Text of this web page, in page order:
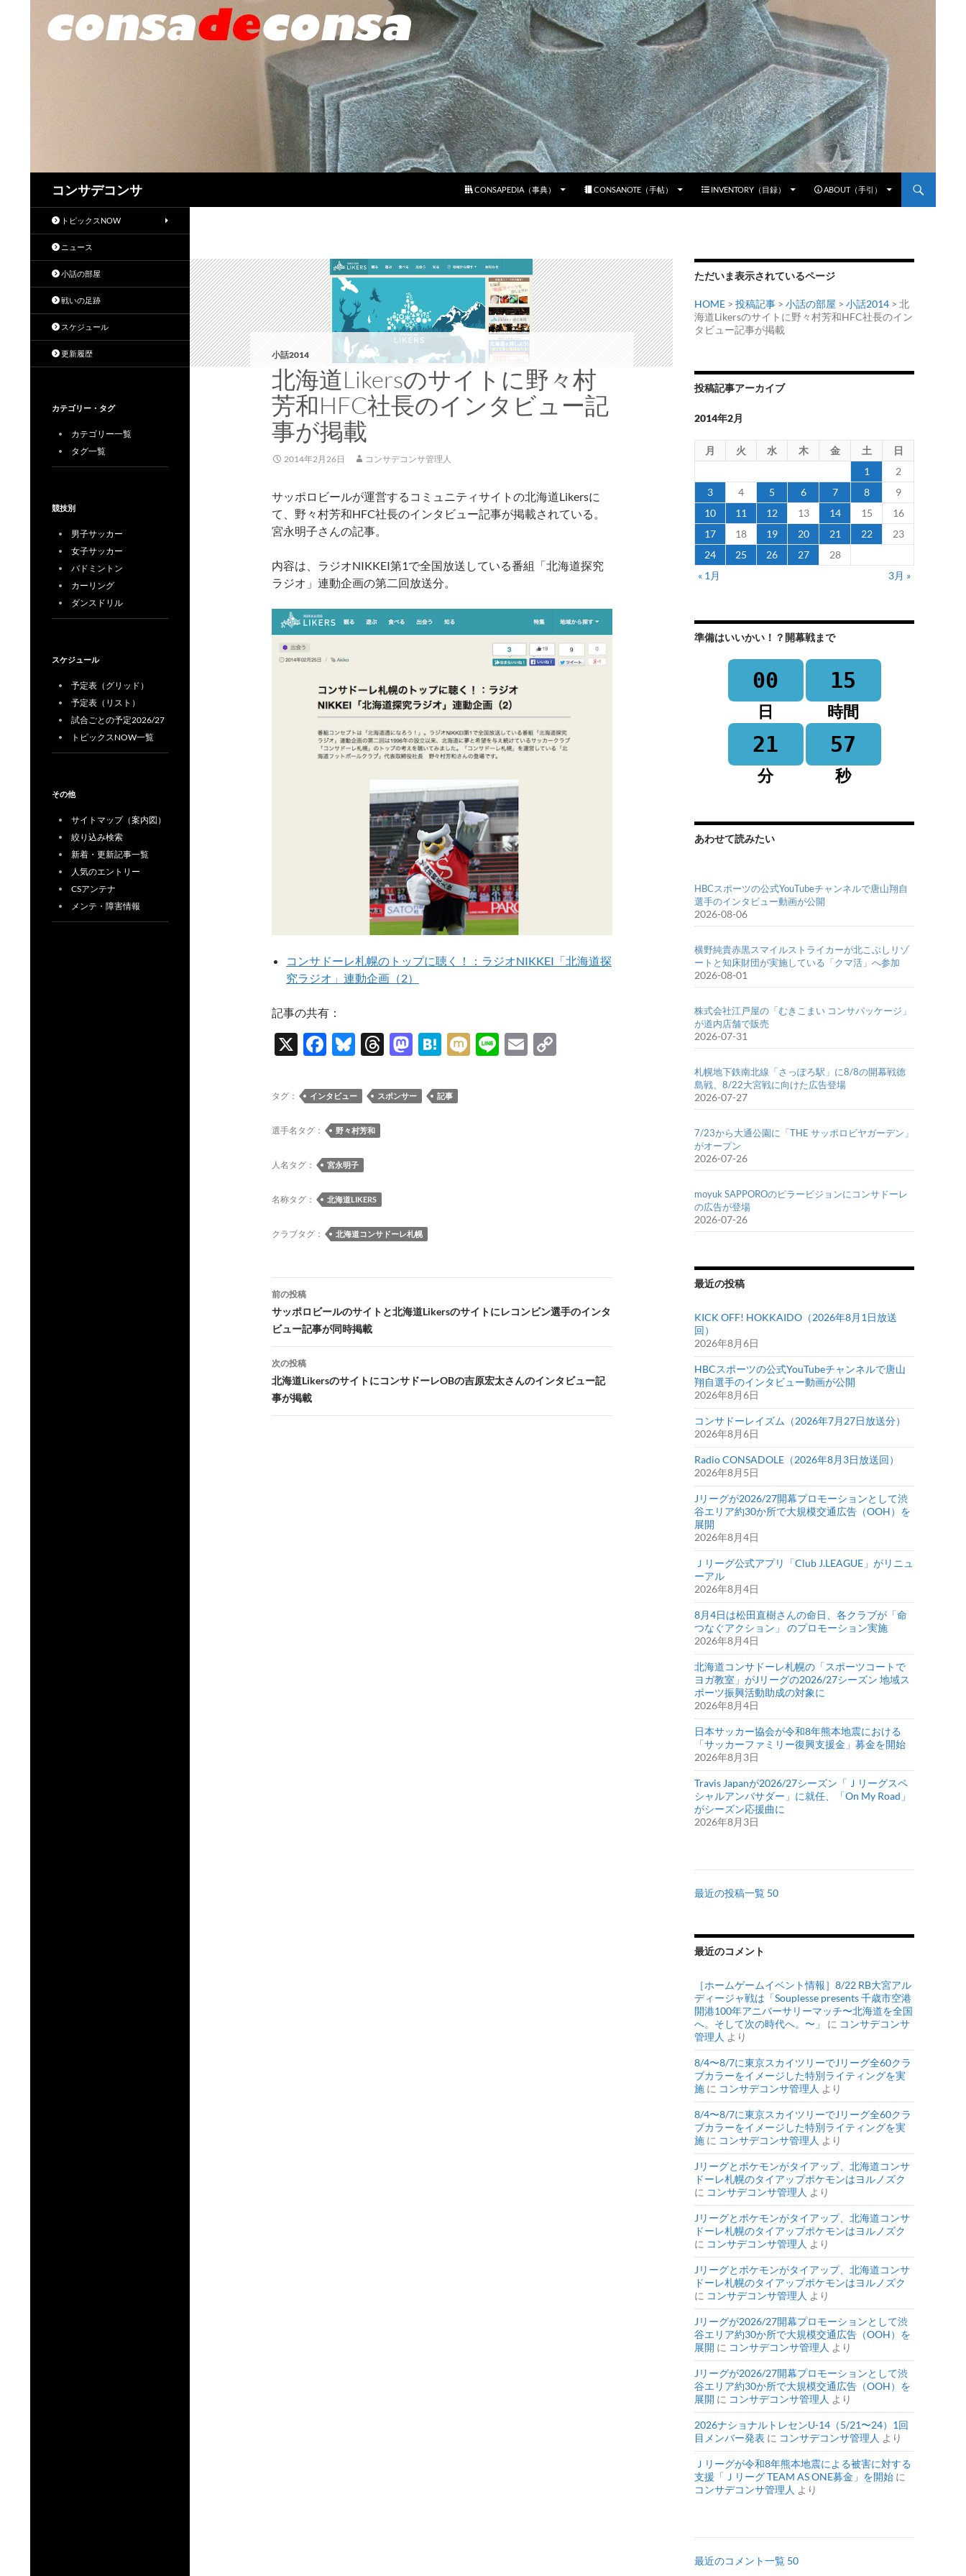
コンサデコンサ
CONSAPEDIA（事典）
CONSANOTE（手帖） INVENTORY（目録） ABOUT（手引）
小話2014
北海道Likersのサイトに野々村
芳和HFC社長のインタビュー記
事が掲載
2014年2月26日 コンサデコンサ管理人
サッポロビールが運営するコミュニティサイトの北海道Likersに
て、野々村芳和HFC社長のインタビュー記事が掲載されている。
宮永明子さんの記事。
内容は、ラジオNIKKEI第1で全国放送している番組「北海道探究
ラジオ」連動企画の第二回放送分。
コンサドーレ札幌のトップに聴く！：ラジオNIKKEI「北海道探
究ラジオ」連動企画（2）
記事の共有：
X
F
e
b
o
o
k
Bl
es
k
y
T
e
a
M
to
d
H
e
n
M Li
E
タグ： インタビュー スポンサー 記事
選手名タグ： 野々村芳和
人名タグ： 宮永明子
名称タグ： 北海道LIKERS
クラブタグ： 北海道コンサドーレ札幌
投
稿
ナ
ビ
ゲ
ー
前の投稿
サッポロビールのサイトと北海道Likersのサイトにレコンビン選手のインタ
ビュー記事が同時掲載
次の投稿
北海道LikersのサイトにコンサドーレOBの吉原宏太さんのインタビュー記
事が掲載
ただいま表示されているページ
HOME > 投稿記事 > 小話の部屋 > 小話2014 > 北
海道Likersのサイトに野々村芳和HFC社長のイン
タビュー記事が掲載
投稿記事アーカイブ
2014年2月
月 火 水 木 金 土
日
1
2
3
4 5 6 7 8
9
10
11 12 13 14 15
16
17
18 19 20 21 22
23
24
25 26 27
28
« 1月
3月 »
準備はいいかい！？開幕戦まで
00
日
15
時間
21
分
57
秒
あわせて読みたい
HBCスポーツの公式YouTubeチャンネルで唐山翔自
選手のインタビュー動画が公開
2026-08-06
横野純貴赤黒スマイルストライカーが北こぶしリゾ
ートと知床財団が実施している「クマ活」へ参加
2026-08-01
株式会社江戸屋の「むきこまい コンサパッケージ」
が道内店舗で販売
2026-07-31
札幌地下鉄南北線「さっぽろ駅」に8/8の開幕戦徳
島戦、8/22大宮戦に向けた広告登場
2026-07-27
7/23から大通公園に「THE サッポロビヤガーデン」
がオープン
2026-07-26
moyuk SAPPOROのピラービジョンにコンサドーレ
の広告が登場
2026-07-26
最近の投稿
KICK OFF! HOKKAIDO（2026年8月1日放送
回）
2026年8月6日
HBCスポーツの公式YouTubeチャンネルで唐山
翔自選手のインタビュー動画が公開
2026年8月6日
コンサドーレイズム（2026年7月27日放送分）
2026年8月6日
Radio CONSADOLE（2026年8月3日放送回）
2026年8月5日
Jリーグが2026/27開幕プロモーションとして渋
谷エリア約30か所で大規模交通広告（OOH）を
展開
2026年8月4日
Ｊリーグ公式アプリ「Club J.LEAGUE」がリニュ
ーアル
2026年8月4日
8月4日は松田直樹さんの命日、各クラブが「命
つなぐアクション」 のプロモーション実施
2026年8月4日
北海道コンサドーレ札幌の「スポーツコートで
ヨガ教室」がJリーグの2026/27シーズン 地域ス
ポーツ振興活動助成の対象に
2026年8月4日
日本サッカー協会が令和8年熊本地震における
「サッカーファミリー復興支援金」募金を開始
2026年8月3日
Travis Japanが2026/27シーズン「Ｊリーグスペ
シャルアンバサダー」に就任、「On My Road」
がシーズン応援曲に
2026年8月3日
最近の投稿一覧 50
最近のコメント
［ホームゲームイベント情報］8/22 RB大宮アル
ディージャ戦は「Souplesse presents 千歳市空港
開港100年アニバーサリーマッチ〜北海道を全国
へ。そして次の時代へ。〜」
に コンサデコンサ
管理人 より
8/4〜8/7に東京スカイツリーでJリーグ全60クラ
ブカラーをイメージした特別ライティングを実
施 に コンサデコンサ管理人 より
8/4〜8/7に東京スカイツリーでJリーグ全60クラ
ブカラーをイメージした特別ライティングを実
施 に コンサデコンサ管理人 より
Jリーグとポケモンがタイアップ、北海道コンサ
ドーレ札幌のタイアップポケモンはヨルノズク
に コンサデコンサ管理人 より
Jリーグとポケモンがタイアップ、北海道コンサ
ドーレ札幌のタイアップポケモンはヨルノズク
に コンサデコンサ管理人 より
Jリーグとポケモンがタイアップ、北海道コンサ
ドーレ札幌のタイアップポケモンはヨルノズク
に コンサデコンサ管理人 より
Jリーグが2026/27開幕プロモーションとして渋
谷エリア約30か所で大規模交通広告（OOH）を
展開 に コンサデコンサ管理人 より
Jリーグが2026/27開幕プロモーションとして渋
谷エリア約30か所で大規模交通広告（OOH）を
展開 に コンサデコンサ管理人 より
2026ナショナルトレセンU-14（5/21〜24）1回
目メンバー発表 に コンサデコンサ管理人 より
Ｊリーグが令和8年熊本地震による被害に対する
支援「Ｊリーグ TEAM AS ONE募金」を開始 に
コンサデコンサ管理人 より
最近のコメント一覧 50
トピックスNOW
ニュース
小話の部屋
戦いの足跡
スケジュール
更新履歴
カテゴリー・タグ
カテゴリー一覧
タグ一覧
競技別
男子サッカー
女子サッカー
バドミントン
カーリング
ダンスドリル
スケジュール
予定表（グリッド）
予定表（リスト）
試合ごとの予定2026/27
トピックスNOW一覧
その他
サイトマップ（案内図）
絞り込み検索
新着・更新記事一覧
人気のエントリー
CSアンテナ
メンテ・障害情報